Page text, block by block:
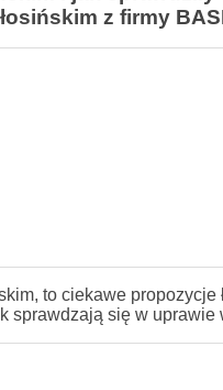
z firmy
to ciekawe
sprawdzają się w